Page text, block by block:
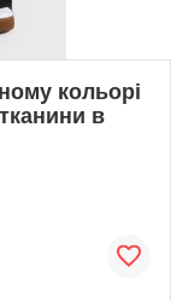
кольорі
в